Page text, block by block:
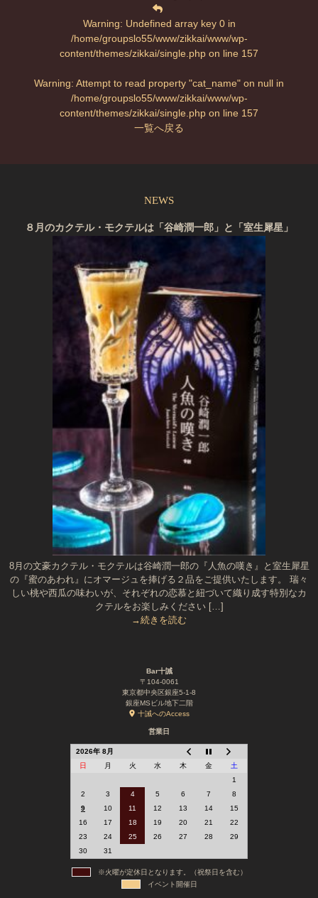
Warning: Undefined array key 0 in
/home/groupslo55/www/zikkai/www/wp-
content/themes/zikkai/single.php on line 157
Warning: Attempt to read property "cat_name" on null in
/home/groupslo55/www/zikkai/www/wp-
content/themes/zikkai/single.php on line 157
一覧へ戻る
NEWS
８月のカクテル・モクテルは「谷崎潤一郎」と「室生犀星」
8月の文豪カクテル・モクテルは谷崎潤一郎の『人魚の嘆き』と室生犀星
の『蜜のあわれ』にオマージュを捧げる２品をご提供いたします。 瑞々
しい桃や西瓜の味わいが、それぞれの恋慕と紐づいて織り成す特別なカ
クテルをお楽しみください […]
→続きを読む
Bar十誡
〒104-0061
東京都中央区銀座5-1-8
銀座MSビル地下二階
十誡へのAccess
営業日
2026年 8月
日
月 火 水 木 金
土
1
2
3 4 5 6 7
8
9
10 11 12 13 14
15
16
17 18 19 20 21
22
23
24 25 26 27 28
29
30
31
※火曜が定休日となります。（祝祭日を含む）
イベント開催日